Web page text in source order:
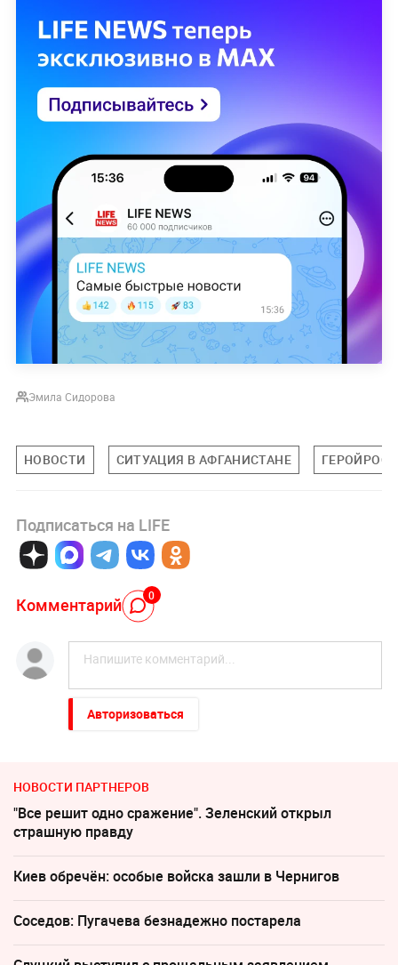
Эмила Сидорова
НОВОСТИ СИТУАЦИЯ В АФГАНИСТАНЕ
Подписаться на LIFE
Комментарий 0
Авторизоваться
НОВОСТИ ПАРТНЕРОВ
"Все решит одно сражение". Зеленский открыл
страшную правду
Киев обречён: особые войска зашли в Чернигов
Соседов: Пугачева безнадежно постарела